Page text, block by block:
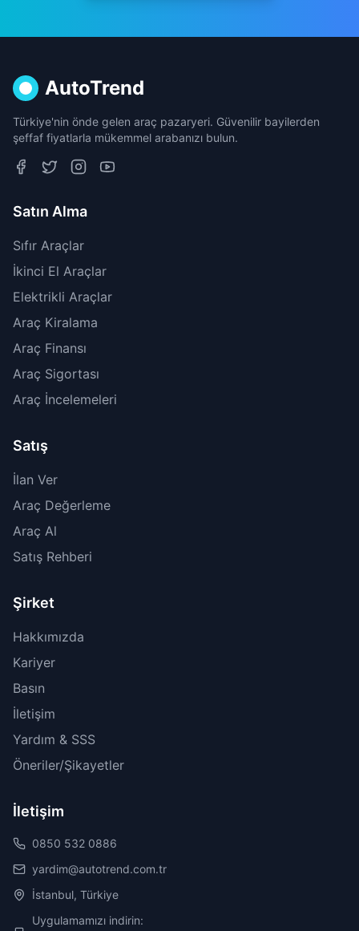
AutoTrend
Türkiye'nin önde gelen araç pazaryeri. Güvenilir bayilerden
şeffaf fiyatlarla mükemmel arabanızı bulun.
Satın Alma
Sıfır Araçlar
İkinci El Araçlar
Elektrikli Araçlar
Araç Kiralama
Araç Finansı
Araç Sigortası
Araç İncelemeleri
Satış
İlan Ver
Araç Değerleme
Araç Al
Satış Rehberi
Şirket
Hakkımızda
Kariyer
Basın
İletişim
Yardım & SSS
Öneriler/Şikayetler
İletişim
0850 532 0886
yardim@autotrend.com.tr
İstanbul, Türkiye
Uygulamamızı indirin: